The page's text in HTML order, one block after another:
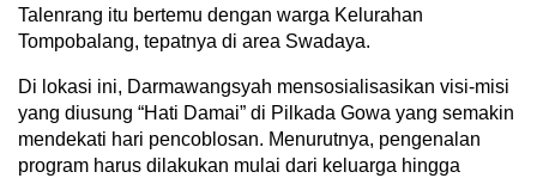
Talenrang itu bertemu dengan warga Kelurahan
Tompobalang, tepatnya di area Swadaya.
Di lokasi ini, Darmawangsyah mensosialisasikan visi-misi
yang diusung “Hati Damai” di Pilkada Gowa yang semakin
mendekati hari pencoblosan. Menurutnya, pengenalan
program harus dilakukan mulai dari keluarga hingga